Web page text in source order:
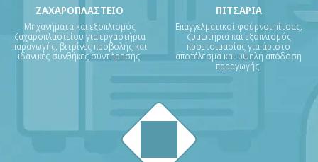
ΖΑΧΑΡΟΠΛΑΣΤΕΙΟ
Μηχανήματα και εξοπλισμός
ζαχαροπλαστείου για εργαστήρια
παραγωγής, βιτρίνες προβολής και
ιδανικές συνθήκες συντήρησης.
ΠΙΤΣΑΡΙΑ
Επαγγελματικοί φούρνοι πίτσας,
ζυμωτήρια και εξοπλισμός
προετοιμασίας για άριστο
αποτέλεσμα και υψηλή απόδοση
παραγωγής.